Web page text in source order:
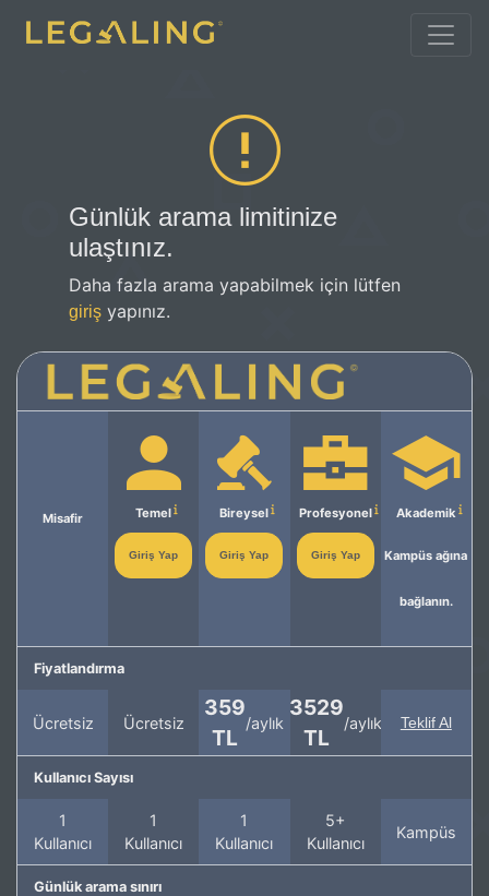
Günlük arama limitinize
ulaştınız.
Daha fazla arama yapabilmek için lütfen
giriş yapınız.
Misafir Temel
Giriş Yap
Bireysel
Giriş Yap
Profesyonel
Giriş Yap
Akademik
Kampüs ağına
bağlanın.
Fiyatlandırma
Ücretsiz Ücretsiz
359
TL
/aylık
3529
TL
/aylık Teklif Al
Kullanıcı Sayısı
1
Kullanıcı
1
Kullanıcı
1
Kullanıcı
5+
Kullanıcı
Kampüs
Günlük arama sınırı